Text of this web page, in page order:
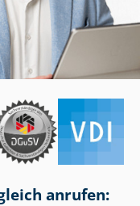
anrufen: